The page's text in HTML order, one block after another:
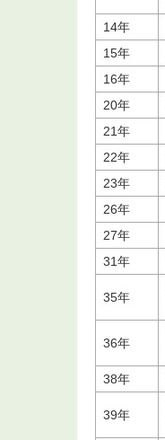
14年
15年
16年
20年
21年
22年
23年
26年
27年
31年
35年
36年
38年
39年